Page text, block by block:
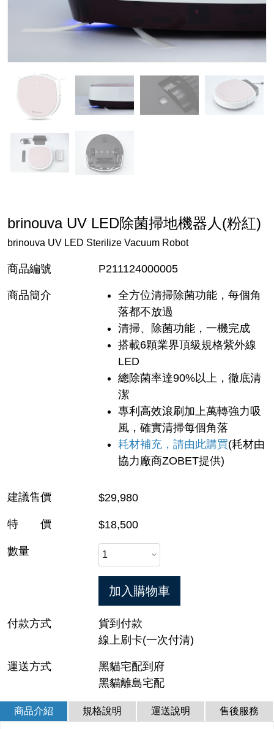
brinouva UV LED除菌掃地機器人(粉紅)
brinouva UV LED Sterilize Vacuum Robot
商品編號 P211124000005
商品簡介
全方位清掃除菌功能，每個角
落都不放過
清掃、除菌功能，一機完成
搭載6顆業界頂級規格紫外線
LED
總除菌率達90%以上，徹底清
潔
專利高效滾刷加上萬轉強力吸
風，確實清掃每個角落
耗材補充，請由此購買(耗材由
協力廠商ZOBET提供)
建議售價 $29,980
特 價 $18,500
數量
加入購物車
付款方式
貨到付款
線上刷卡(一次付清)
運送方式
黑貓宅配到府
黑貓離島宅配
商品介紹 規格說明 運送說明 售後服務